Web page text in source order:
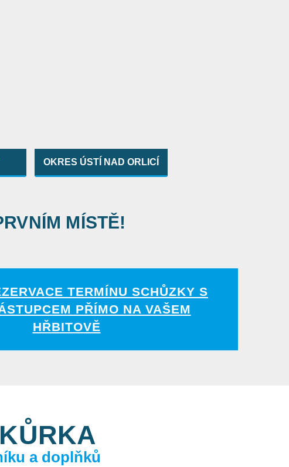
OKRES ÚSTÍ NAD ORLICÍ
MÍSTĚ!
TERMÍNU SCHŮZKY S
PŘÍMO NA VAŠEM
HŘBITOVĚ
a doplňků